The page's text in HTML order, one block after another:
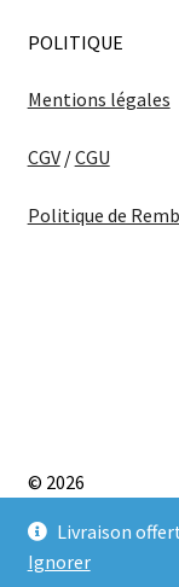
Livraison
Ignorer
POLITIQUE
Mentions légales
CGV/CGU
Politique de
© 2026
WooCommerce.